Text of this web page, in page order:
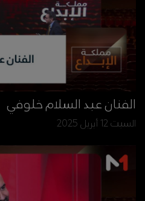
الفنان عبد السلام خلوفي
السبت 12 أبريل 2025